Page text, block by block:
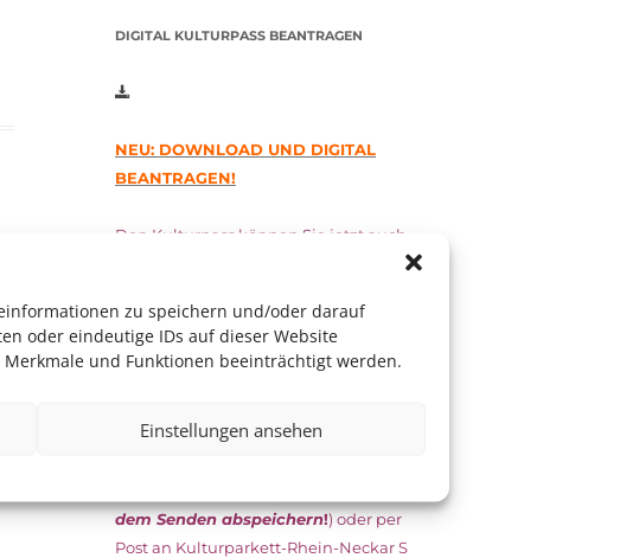
zu speichern und/oder darauf
oder eindeutige IDs auf dieser Website
und Funktionen beeinträchtigt werden.
Einstellungen ansehen
DIGITAL KULTURPASS BEANTRAGEN
NEU: DOWNLOAD UND DIGITAL
BEANTRAGEN!
Den Kulturpass können Sie jetzt auch
esunterschriebenzusammen mit
dem aktuellen
(Bürgergeld/
das Kulturparkett zurück: Per E-Mail
dem Senden abspeichern!) oder per
Post an Kulturparkett-Rhein-Neckar S